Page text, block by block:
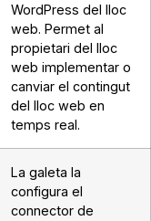
WordPress del lloc
web. Permet al
propietari del lloc
web implementar o
canviar el contingut
del lloc web en
temps real.
La galeta la
configura el
connector de